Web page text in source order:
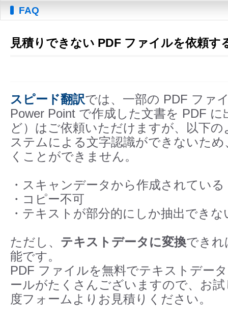
FAQ
見積りできない PDF ファイルを依頼す
スピード翻訳では、一部の PDF ファ
Power Point で作成した文書を PDF
ど）はご依頼いただけますが、以下
ステムによる文字認識ができないた
くことができません。
・スキャンデータから作成されている
・コピー不可
・テキストが部分的にしか抽出できな
ただし、 テキストデータに変換できれ
能です。
PDF ファイルを無料でテキストデー
ールがたくさんございますので、お
度フォームよりお見積りください。